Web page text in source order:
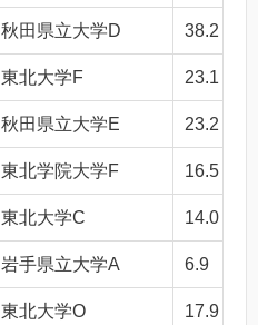
秋田県立大学D 38.2
東北大学F 23.1
秋田県立大学E 23.2
東北学院大学F 16.5
東北大学C 14.0
岩手県立大学A 6.9
東北大学O 17.9